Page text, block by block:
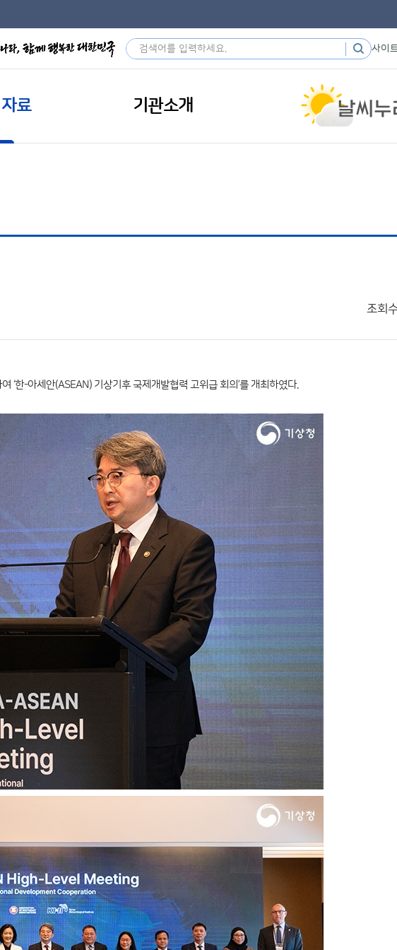
사이
료 기관소개
조회
‘한-아세안(ASEAN) 기상기후 국제개발협력 고위급 회의’를 개최하였다.